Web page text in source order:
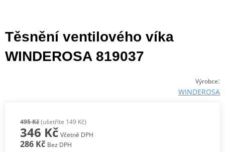
Těsnění ventilového víka
WINDEROSA 819037
Výrobce:
WINDEROSA
495 Kč(ušetříte 149 Kč)
346 Kč Včetně DPH
286 Kč Bez DPH